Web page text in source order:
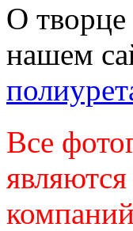
О творце
нашем
Все